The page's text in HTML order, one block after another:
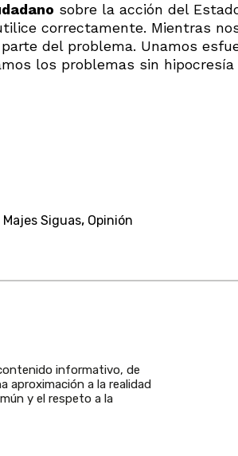
sobre la acción del
correctamente. Mientras
del problema. Unamos
los problemas sin
Majes Siguas, Opinión
informativo, de
aproximación a la realidad
y el respeto a la